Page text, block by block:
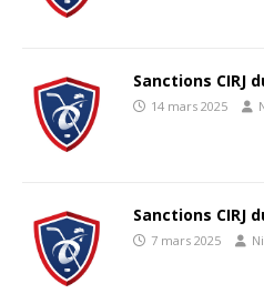
Sanctions CIRJ
14 mars 2025
Sanctions CIRJ
7 mars 2025